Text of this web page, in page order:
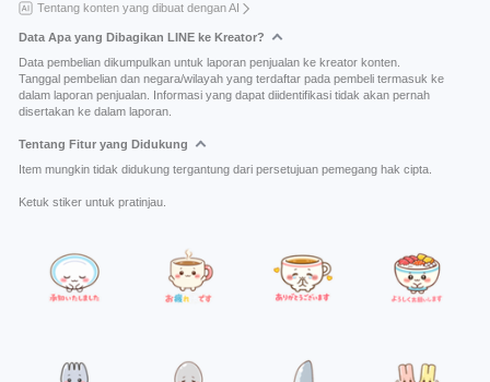
Tentang konten yang dibuat dengan AI
Data Apa yang Dibagikan LINE ke Kreator?
Data pembelian dikumpulkan untuk laporan penjualan ke kreator konten.
Tanggal pembelian dan negara/wilayah yang terdaftar pada pembeli termasuk ke
dalam laporan penjualan. Informasi yang dapat diidentifikasi tidak akan pernah
disertakan ke dalam laporan.
Tentang Fitur yang Didukung
Item mungkin tidak didukung tergantung dari persetujuan pemegang hak cipta.
Ketuk stiker untuk pratinjau.